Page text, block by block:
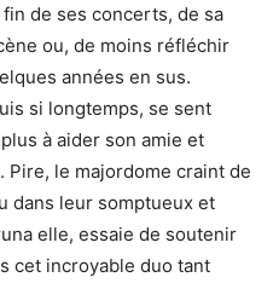
fin de ses concerts, de sa
ou, de moins réfléchir
années en sus.
si longtemps, se sent
à aider son amie et
le majordome craint de
dans leur somptueux et
elle, essaie de soutenir
cet incroyable duo tant